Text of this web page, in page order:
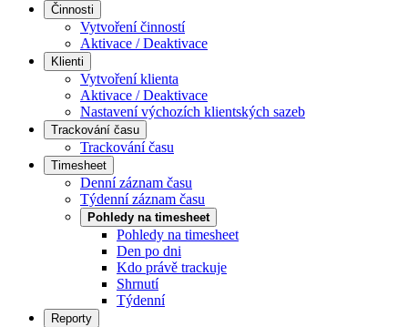
Činnosti
Vytvoření činností
Aktivace / Deaktivace
Klienti
Vytvoření klienta
Aktivace / Deaktivace
Nastavení výchozích klientských sazeb
Trackování času
Trackování času
Timesheet
Denní záznam času
Týdenní záznam času
Pohledy na timesheet
Pohledy na timesheet
Den po dni
Kdo právě trackuje
Shrnutí
Týdenní
Reporty